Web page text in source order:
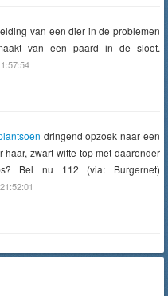
van een dier in de problemen
van een paard in de sloot.
dringend opzoek naar een
zwart witte top met daaronder
Bel nu 112 (via: Burgernet)